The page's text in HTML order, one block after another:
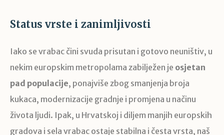
Status vrste i zanimljivosti
Iako se vrabac čini svuda prisutan i gotovo neuništiv, u
nekim europskim metropolama zabilježen je osjetan
pad populacije, ponajviše zbog smanjenja broja
kukaca, modernizacije gradnje i promjena u načinu
života ljudi. Ipak, u Hrvatskoj i diljem manjih europskih
gradova i sela vrabac ostaje stabilna i česta vrsta, naš